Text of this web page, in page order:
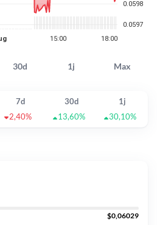
30d 1j Max
7d 30d
1j
2,40% 13,60% 30,10%
$0,06029